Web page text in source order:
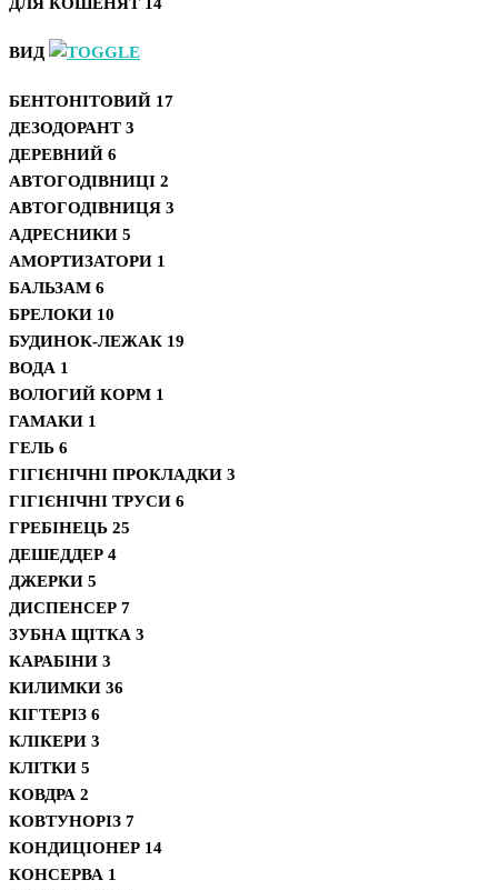
ВИД
БЕНТОНІТОВИЙ 17
ДЕЗОДОРАНТ 3
ДЕРЕВНИЙ 6
АВТОГОДІВНИЦІ 2
АВТОГОДІВНИЦЯ 3
АДРЕСНИКИ 5
АМОРТИЗАТОРИ 1
БАЛЬЗАМ 6
БРЕЛОКИ 10
БУДИНОК-ЛЕЖАК 19
ВОДА 1
ВОЛОГИЙ КОРМ 1
ГАМАКИ 1
ГЕЛЬ 6
ГІГІЄНІЧНІ ПРОКЛАДКИ 3
ГІГІЄНІЧНІ ТРУСИ 6
ГРЕБІНЕЦЬ 25
ДЕШЕДДЕР 4
ДЖЕРКИ 5
ДИСПЕНСЕР 7
ЗУБНА ЩІТКА 3
КАРАБІНИ 3
КИЛИМКИ 36
КІГТЕРІЗ 6
КЛІКЕРИ 3
КЛІТКИ 5
КОВДРА 2
КОВТУНОРІЗ 7
КОНДИЦІОНЕР 14
КОНСЕРВА 1